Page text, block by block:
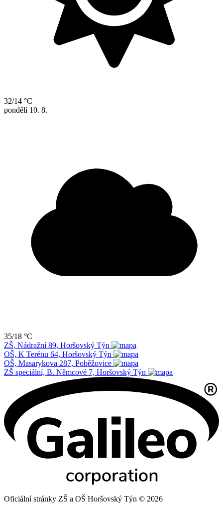
32/14 °C
pondělí 10. 8.
35/18 °C
ZŠ, Nádražní 89, Horšovský Týn
OŠ, K Terénu 64, Horšovský Týn
OŠ, Masarykova 287, Poběžovice
ZŠ speciální, B. Němcové 7, Horšovský Týn
Oficiální stránky ZŠ a OŠ Horšovský Týn © 2026